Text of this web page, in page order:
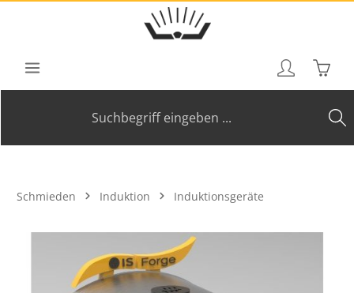
Zum Hauptinhalt springen
Schmieden Induktion Induktionsgeräte